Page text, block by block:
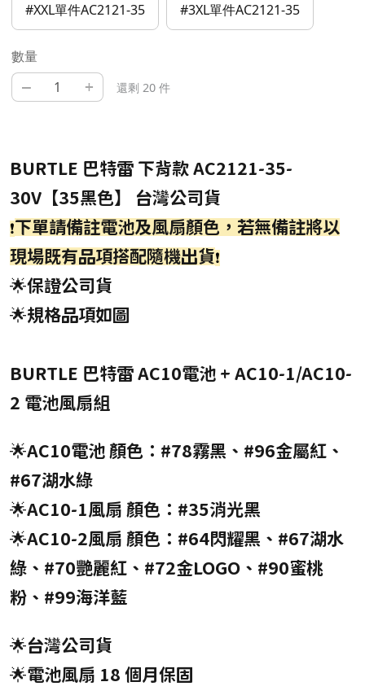
#XXL單件AC2121-35 #3XL單件AC2121-35
數量
– + 還剩 20 件
BURTLE 巴特雷 下背款 AC2121-35-
30V【35黑色】 台灣公司貨
❗下單請備註電池及風扇顏色，若無備註將以
現場既有品項搭配隨機出貨❗
🌟保證公司貨
🌟規格品項如圖
BURTLE 巴特雷 AC10電池 + AC10-1/AC10-
2 電池風扇組
🌟AC10電池 顏色：#78霧黑、#96金屬紅、
#67湖水綠
🌟AC10-1風扇 顏色：#35消光黑
🌟AC10-2風扇 顏色：#64閃耀黑、#67湖水
綠、#70艷麗紅、#72金LOGO、#90蜜桃
粉、#99海洋藍
🌟台灣公司貨
🌟電池風扇 18 個月保固